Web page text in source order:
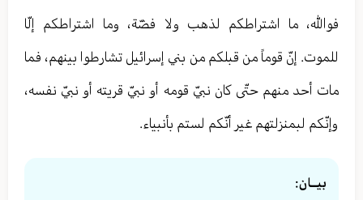
فوالله، ما اشتراطكم لذهب ولا فضّة، وما اشتراطكم إلّا
للموت. إنّ قوماً من قبلكم من بني إسرائيل تشارطوا بينهم، فما
مات أحد منهم حتّى كان نبيّ قومه أو نبيّ قريته أو نبيّ نفسه،
وإنّكم لبمنزلتهم غير أنّكم لستم بأنبياء.
بيــان: